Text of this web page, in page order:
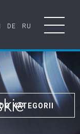
DE RU
KATEGORII